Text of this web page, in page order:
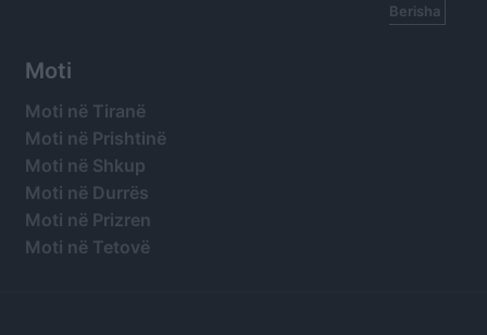
Berisha
Moti
Moti në Tiranë
Moti në Prishtinë
Moti në Shkup
Moti në Durrës
Moti në Prizren
Moti në Tetovë